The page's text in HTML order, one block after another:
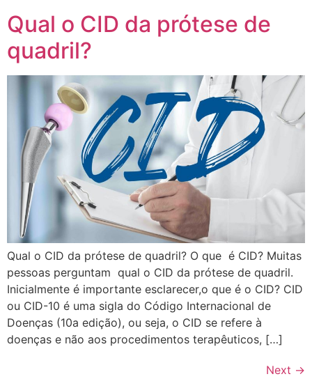
Qual o CID da prótese de
quadril?
Qual o CID da prótese de quadril? O que é CID? Muitas
pessoas perguntam qual o CID da prótese de quadril.
Inicialmente é importante esclarecer,o que é o CID? CID
ou CID-10 é uma sigla do Código Internacional de
Doenças (10a edição), ou seja, o CID se refere à
doenças e não aos procedimentos terapêuticos, […]
Next →